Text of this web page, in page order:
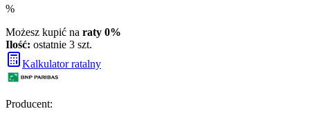
%
Możesz kupić na raty 0%
Ilość: ostatnie 3 szt.
Kalkulator ratalny
Producent: